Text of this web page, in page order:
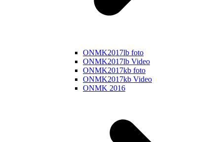
ONMK2017lb foto
ONMK2017lb Video
ONMK2017kb foto
ONMK2017kb Video
ONMK 2016